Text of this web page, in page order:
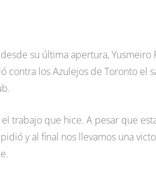
su última apertura,
contra los Azulejos de Toronto el
trabajo que hice. A pesar que
y al final nos llevamos una